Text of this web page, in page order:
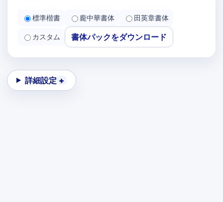
標準楷書 龐中華書体 田英章書体
カスタム 書体パックをダウンロード
詳細設定